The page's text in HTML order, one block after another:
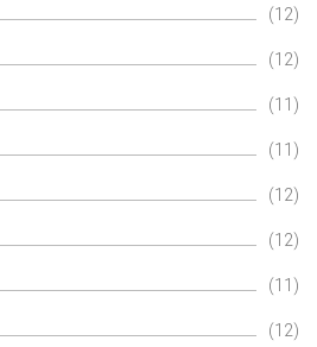
(12)
(12)
(11)
(11)
(12)
(12)
(11)
(12)